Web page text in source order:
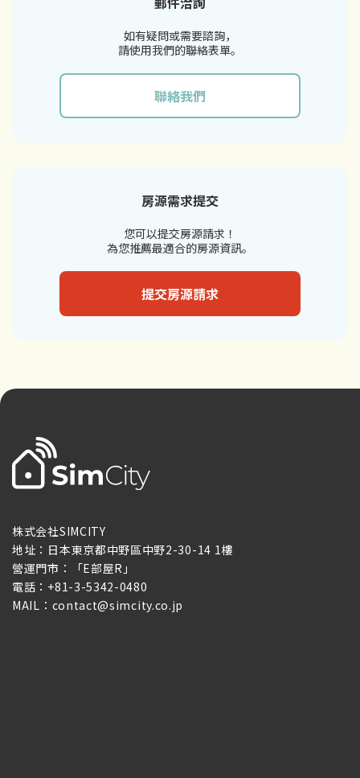
如有疑問或需要諮詢，
請使用我們的聯絡表單。
聯絡我們
房源需求提交
您可以提交房源請求！
為您推薦最適合的房源資訊。
提交房源請求
株式会社SIMCITY
地址：日本東京都中野區中野2-30-14 1樓
營運門市：「E部屋R」
電話：+81-3-5342-0480
MAIL：contact@simcity.co.jp